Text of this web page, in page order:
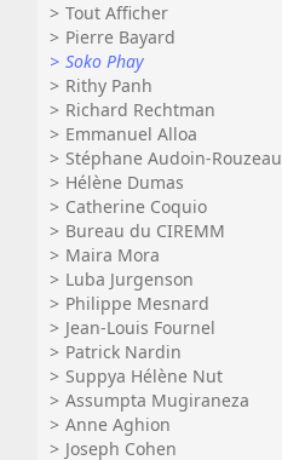
Tout Afficher
Pierre Bayard
Soko Phay
Rithy Panh
Richard Rechtman
Emmanuel Alloa
Stéphane Audoin-Rouzeau
Hélène Dumas
Catherine Coquio
Bureau du CIREMM
Maira Mora
Luba Jurgenson
Philippe Mesnard
Jean-Louis Fournel
Patrick Nardin
Suppya Hélène Nut
Assumpta Mugiraneza
Anne Aghion
Joseph Cohen